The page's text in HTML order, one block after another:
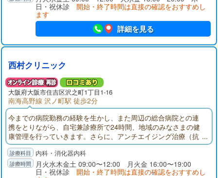
日・祝休診 開始・終了時間は直接の確認をおすすめし
ます
詳細を見る
西村クリニック
大阪府大阪市住吉区沢之町1丁目1-16
南海高野線 沢ノ町駅 徒歩2分
今までの病院勤務の経験を生かし、また周辺の総合病院との連
携をとりながら、自宅兼診療所で24時間、地域のみなさまの健
康管理を行っていきます。さらに、アンチエイジング治療（抗
老化、抗加齢治療）を導入し、皆様がいつまでも若々しく過ご
していただけるよう努めてまいります。
内科・消化器内科
月火水木金土 09:00〜12:00 月火金 16:00〜19:00
日・祝休診 開始・終了時間は直接の確認をおすすめし